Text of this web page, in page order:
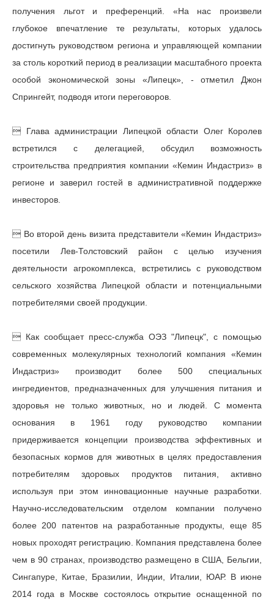
получения льгот и преференций. «На нас произвели
глубокое впечатление те результаты, которых удалось
достигнуть руководством региона и управляющей компании
за столь короткий период в реализации масштабного проекта
особой экономической зоны «Липецк», - отметил Джон
Спрингейт, подводя итоги переговоров.
 Глава администрации Липецкой области Олег Королев
встретился с делегацией, обсудил возможность
строительства предприятия компании «Кемин Индастриз» в
регионе и заверил гостей в административной поддержке
инвесторов.
 Во второй день визита представители «Кемин Индастриз»
посетили Лев-Толстовский район с целью изучения
деятельности агрокомплекса, встретились с руководством
сельского хозяйства Липецкой области и потенциальными
потребителями своей продукции.
 Как сообщает пресс-служба ОЭЗ "Липецк", с помощью
современных молекулярных технологий компания «Кемин
Индастриз» производит более 500 специальных
ингредиентов, предназначенных для улучшения питания и
здоровья не только животных, но и людей. С момента
основания в 1961 году руководство компании
придерживается концепции производства эффективных и
безопасных кормов для животных в целях предоставления
потребителям здоровых продуктов питания, активно
используя при этом инновационные научные разработки.
Научно-исследовательским отделом компании получено
более 200 патентов на разработанные продукты, еще 85
новых проходят регистрацию. Компания представлена более
чем в 90 странах, производство размещено в США, Бельгии,
Сингапуре, Китае, Бразилии, Индии, Италии, ЮАР. В июне
2014 года в Москве состоялось открытие оснащенной по